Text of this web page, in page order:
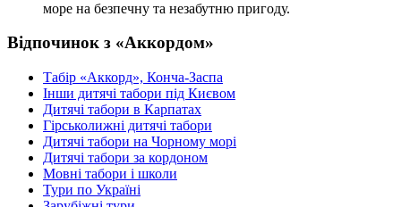
море на безпечну та незабутню пригоду.
Відпочинок з «Аккордом»
Табір «Аккорд», Конча-Заспа
Інши дитячі табори під Києвом
Дитячі табори в Карпатах
Гірськолижні дитячі табори
Дитячі табори на Чорному морі
Дитячі табори за кордоном
Мовні табори і школи
Тури по Україні